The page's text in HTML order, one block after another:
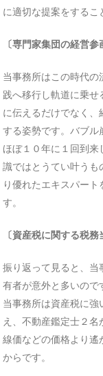
に適切な提案をするこ
〔専門家集団の経営
当事務所はこの時代
践へ移行し軌道に乗
に伝えるだけでなく、
する姿勢です。バブル
ほぼ１０年に１回到来
識ではとうてい叶うも
り優れたエキスパー
す。
〔資産税に関する税
振り返って見ると、
有者が意外と多いので
当事務所は資産税に
え、不動産鑑定士２
線価などの価格より遙
からです。